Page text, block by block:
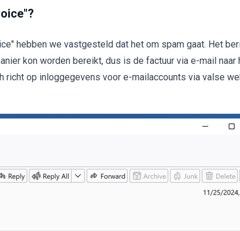
hebben we vastgesteld dat het om spam gaat. Het
kon worden bereikt, dus is de factuur via e-mail naar
richt op inloggegevens voor e-mailaccounts via valse